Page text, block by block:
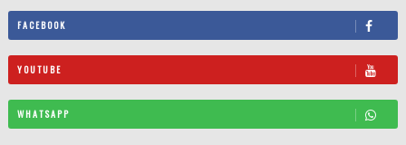
FACEBOOK
YOUTUBE
WHATSAPP